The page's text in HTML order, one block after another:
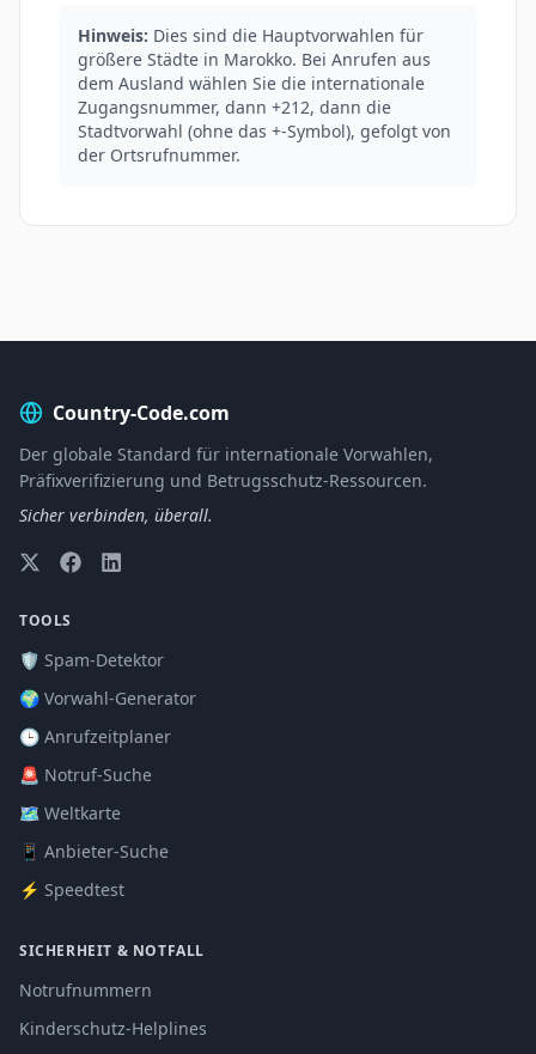
Hinweis: Dies sind die Hauptvorwahlen für
größere Städte in Marokko. Bei Anrufen aus
dem Ausland wählen Sie die internationale
Zugangsnummer, dann +212, dann die
Stadtvorwahl (ohne das +-Symbol), gefolgt von
der Ortsrufnummer.
Country-Code.com
Der globale Standard für internationale Vorwahlen,
Präfixverifizierung und Betrugsschutz-Ressourcen.
Sicher verbinden, überall.
TOOLS
🛡️ Spam-Detektor
🌍 Vorwahl-Generator
🕒 Anrufzeitplaner
🚨 Notruf-Suche
🗺️ Weltkarte
📱 Anbieter-Suche
⚡ Speedtest
SICHERHEIT & NOTFALL
Notrufnummern
Kinderschutz-Helplines